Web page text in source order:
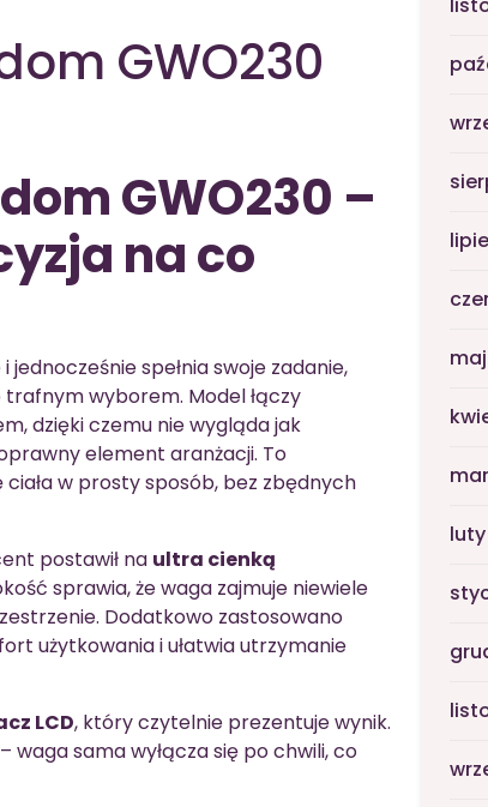
GWO230
GWO230 –
na co
spełnia swoje zadanie,
wyborem. Model łączy
dzięki czemu nie wygląda jak
element aranżacji. To
w prosty sposób, bez zbędnych
postawił na ultra cienką
sprawia, że waga zajmuje niewiele
Dodatkowo zastosowano
użytkowania i ułatwia utrzymanie
LCD, który czytelnie prezentuje wynik.
sama wyłącza się po chwili, co